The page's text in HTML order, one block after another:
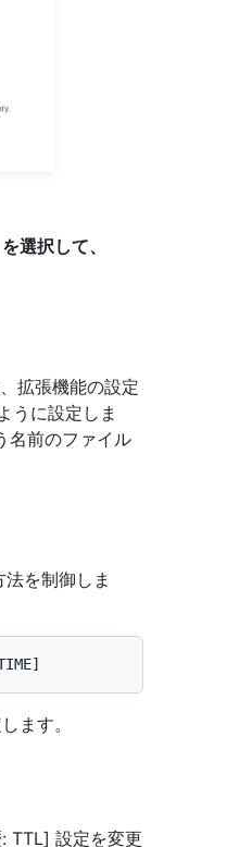
選択して、
拡張機能の設定
うに設定しま
名前のファイル
を制御しま
ます。
TTL] 設定を変更